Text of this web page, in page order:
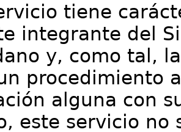
tiene
integrante del
y, como tal,
procedimiento
alguna con
este servicio no